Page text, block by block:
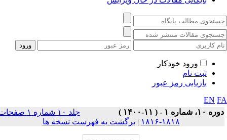
ورود خودکار
ثبت نام
بازیابی رمز عبور
EN
۱۰، شماره ۱ - ( ۱۱-۱۴۰۰ )
جلد ۱۰ شماره ۱ صفحات
۱۸۱۸-۱۸۱۶
| برگشت به فهرست نسخه ها